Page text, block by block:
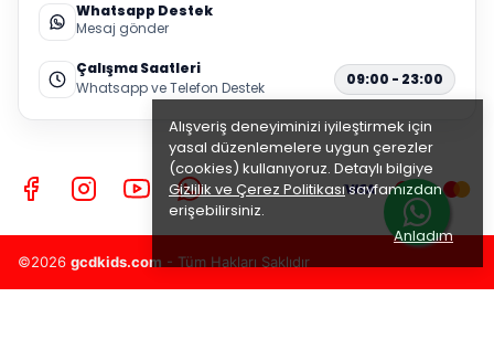
Alışveriş deneyiminizi iyileştirmek için
yasal düzenlemelere uygun çerezler
(cookies) kullanıyoruz. Detaylı bilgiye
Gizlilik ve Çerez Politikasısayfamızdan
erişebilirsiniz.
Anladım
Whatsapp Destek
Mesaj gönder
Çalışma Saatleri
Whatsapp ve Telefon Destek
09:00 - 23:00
©2026 gcdkids.com - Tüm Hakları Saklıdır